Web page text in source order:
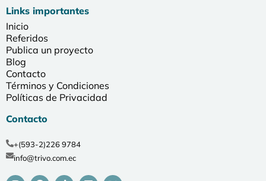
Links importantes
Inicio
Referidos
Publica un proyecto
Blog
Contacto
Términos y Condiciones
Políticas de Privacidad
Contacto
+(593-2)226 9784
info@trivo.com.ec